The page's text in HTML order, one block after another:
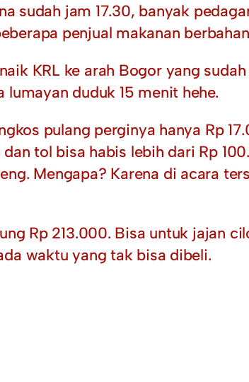
sudah jam 17.30, banyak
penjual makanan
KRL ke arah Bogor yang
duduk 15 menit hehe.
pulang perginya hanya Rp
tol bisa habis lebih dari Rp
Mengapa? Karena di acara
Rp 213.000. Bisa untuk jajan
waktu yang tak bisa dibeli.